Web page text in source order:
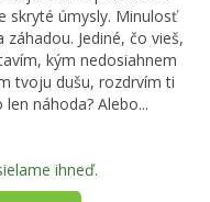
skryté úmysly. Minulosť
Jediné, čo vieš,
kým nedosiahnem
tvoju dušu, rozdrvím ti
len náhoda? Alebo...
ihneď.